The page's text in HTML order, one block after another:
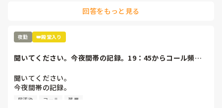
きついのはきついですが、1時間仮眠ができるのでなんとかや
回答をもっと見る
夜勤 👑殿堂入り
聞いてください。今夜間帯の記録。19：45からコール頻
聞いてください。
今夜間帯の記録。
19：45からコール頻回。オムツ外し始まる。21時ズボン脱
尿汚染 コール 残業